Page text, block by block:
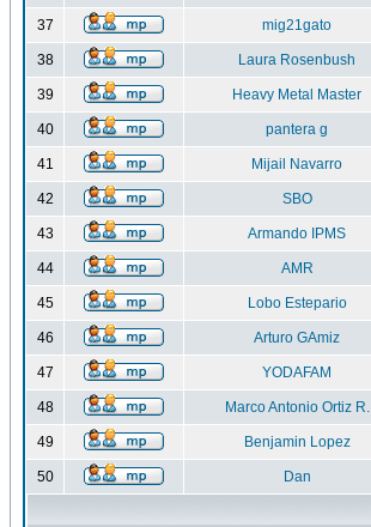
37 mig21gato
38 Laura Rosenbush
39 Heavy Metal Master
40 pantera g
41 Mijail Navarro
42 SBO
43 Armando IPMS
44 AMR
45 Lobo Estepario
46 Arturo GAmiz
47 YODAFAM
48 Marco Antonio Ortiz R.
49 Benjamin Lopez
50 Dan